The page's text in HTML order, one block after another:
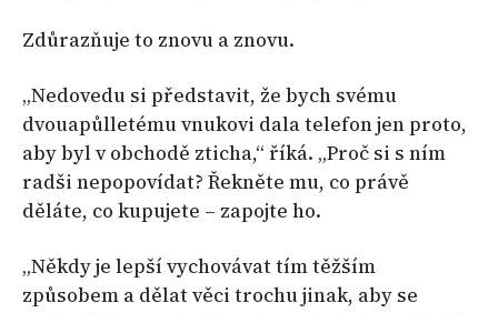
Zdůrazňuje to znovu a znovu.
„Nedovedu si představit, že bych svému
dvouapůlletému vnukovi dala telefon jen proto,
aby byl v obchodě zticha,“ říká. „Proč si s ním
radši nepopovídat? Řekněte mu, co právě
děláte, co kupujete – zapojte ho.
„Někdy je lepší vychovávat tím těžším
způsobem a dělat věci trochu jinak, aby se